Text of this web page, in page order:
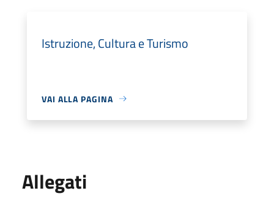
Istruzione, Cultura e Turismo
VAI ALLA PAGINA
Allegati